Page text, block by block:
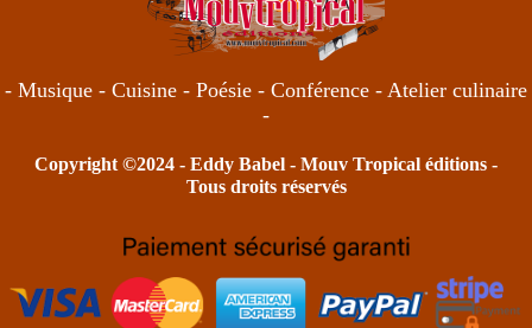
- Musique - Cuisine - Poésie - Conférence - Atelier culinaire
-
Copyright ©2024 - Eddy Babel - Mouv Tropical éditions -
Tous droits réservés